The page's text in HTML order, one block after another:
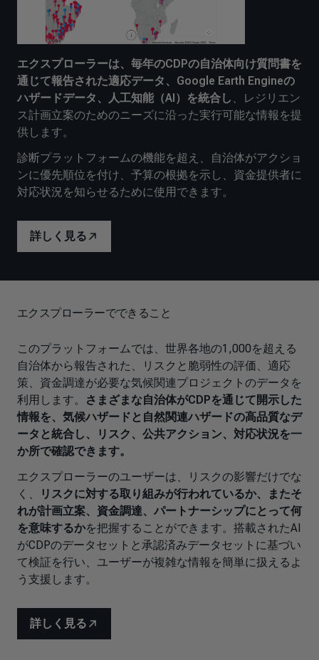
エクスプローラーは、毎年のCDPの自治体向け質問書を
通じて報告された適応データ、Google Earth Engineの
ハザードデータ、人工知能（AI）を統合し 、レジリエン
ス計画立案のためのニーズに沿った実行可能な情報を提
供します。
診断プラットフォームの機能を超え、自治体がアクショ
ンに優先順位を付け、予算の根拠を示し、資金提供者に
対応状況を知らせるために使用できます。
詳しく見る
エクスプローラーでできること
このプラットフォームでは、世界各地の1,000を超える
自治体から報告された、リスクと脆弱性の評価、適応
策、資金調達が必要な気候関連プロジェクトのデータを
利用します。
さまざまな自治体がCDPを通じて開示した
情報を、気候ハザードと自然関連ハザードの高品質なデ
ータと統合し、リスク、公共アクション、対応状況を一
か所で確認できます。
エクスプローラーのユーザーは、リスクの影響だけでな
く、
リスクに対する取り組みが行われているか、またそ
れが計画立案、資金調達、パートナーシップにとって何
を意味するかを把握することができます。搭載されたAI
がCDPのデータセットと承認済みデータセットに基づい
て検証を行い、ユーザーが複雑な情報を簡単に扱えるよ
う支援します。
詳しく見る